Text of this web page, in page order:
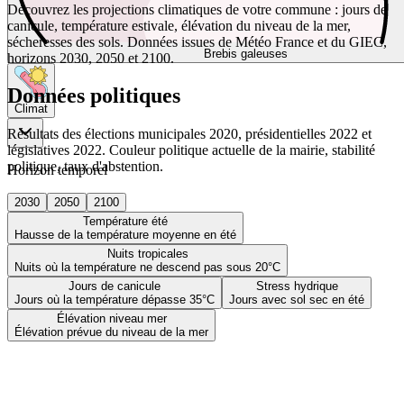
Brebis galeuses
Climat
Horizon temporel
2030 2050
2100
Température été
Hausse de la température moyenne en été
Nuits tropicales
Nuits où la température ne descend pas sous 20°C
Jours de canicule
Jours où la température dépasse 35°C
Stress hydrique
Jours avec sol sec en été
Élévation niveau mer
Élévation prévue du niveau de la mer
Découvrez les projections climatiques de votre commune : jours de
canicule, température estivale, élévation du niveau de la mer,
sécheresses des sols. Données issues de Météo France et du GIEC,
horizons 2030, 2050 et 2100.
Données politiques
Résultats des élections municipales 2020, présidentielles 2022 et
législatives 2022. Couleur politique actuelle de la mairie, stabilité
politique, taux d'abstention.